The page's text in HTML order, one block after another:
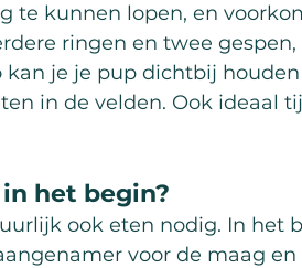
te kunnen lopen, en
ringen en twee gespen,
je je pup dichtbij
in de velden. Ook ideaal
het begin?
ook eten nodig. In het
voor de maag